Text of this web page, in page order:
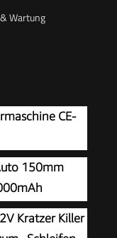
Wartung
CE-
150mm
6
Kabellose
Kratzer Killer